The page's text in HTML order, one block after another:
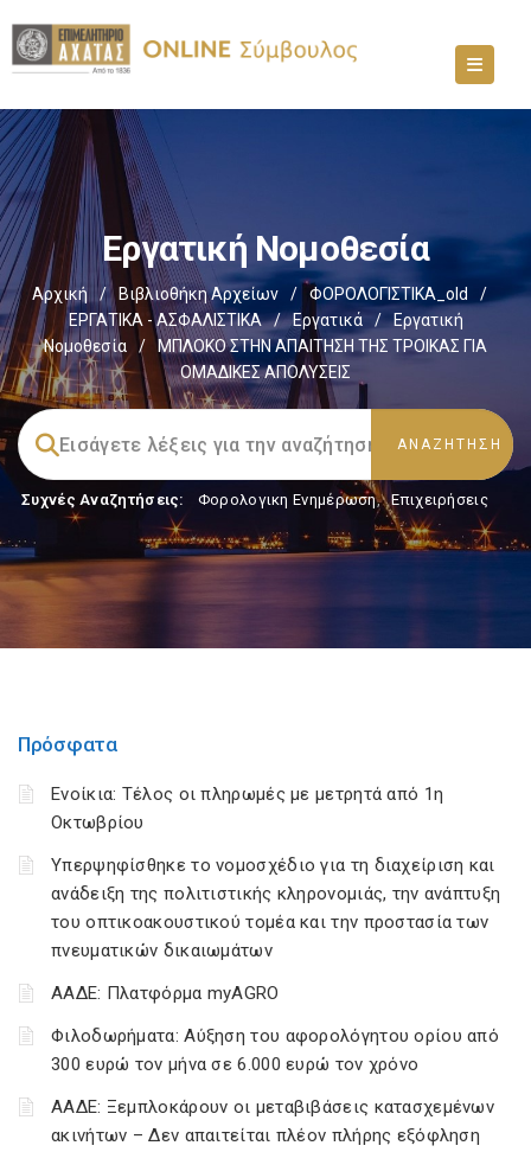
Εργατική Νομοθεσία
Αρχική / Βιβλιοθήκη Αρχείων / ΦΟΡΟΛΟΓΙΣΤΙΚΑ_old
/
ΕΡΓΑΤΙΚΑ - ΑΣΦΑΛΙΣΤΙΚΑ
/ Εργατικά /
Εργατική
Νομοθεσία
/
ΜΠΛΟΚΟ ΣΤΗΝ ΑΠΑΙΤΗΣΗ ΤΗΣ ΤΡΟΙΚΑΣ ΓΙΑ
ΟΜΑΔΙΚΕΣ ΑΠΟΛΥΣΕΙΣ
Συχνές Αναζητήσεις: Φορολογικη Ενημέρωση, Επιχειρήσεις
Πρόσφατα
Ενοίκια: Τέλος οι πληρωμές με μετρητά από 1η
Οκτωβρίου
Υπερψηφίσθηκε το νομοσχέδιο για τη διαχείριση και
ανάδειξη της πολιτιστικής κληρονομιάς, την ανάπτυξη
του οπτικοακουστικού τομέα και την προστασία των
πνευματικών δικαιωμάτων
ΑΑΔΕ: Πλατφόρμα myAGRO
Φιλοδωρήματα: Αύξηση του αφορολόγητου ορίου από
300 ευρώ τον μήνα σε 6.000 ευρώ τον χρόνο
ΑΑΔΕ: Ξεμπλοκάρουν οι μεταβιβάσεις κατασχεμένων
ακινήτων – Δεν απαιτείται πλέον πλήρης εξόφληση